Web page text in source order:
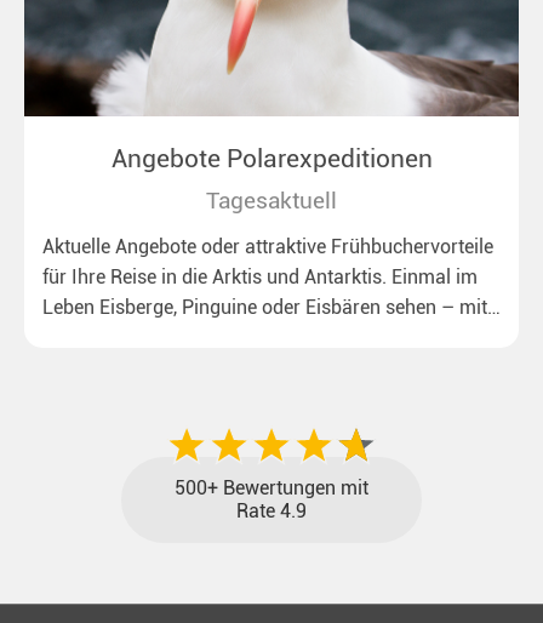
Angebote Polarexpeditionen
Tagesaktuell
Aktuelle Angebote oder attraktive Frühbuchervorteile
für Ihre Reise in die Arktis und Antarktis. Einmal im
Leben Eisberge, Pinguine oder Eisbären sehen – mit
500+ Bewertungen mit
Rate 4.9